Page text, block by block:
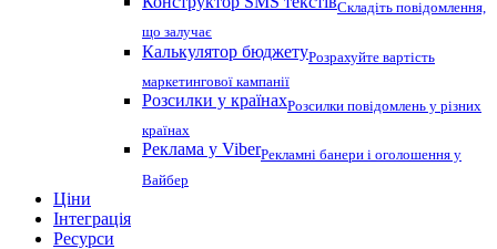
Складіть повідомлення,
що залучає
Калькулятор бюджетуРозрахуйте вартість
маркетингової кампанії
Розсилки у країнахРозсилки повідомлень у різних
країнах
Реклама у ViberРекламні банери і оголошення у
Вайбер
Ціни
Інтеграція
Ресурси